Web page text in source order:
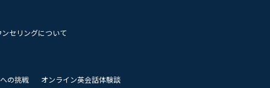
セリングについて
の挑戦 オンライン英会話体験談